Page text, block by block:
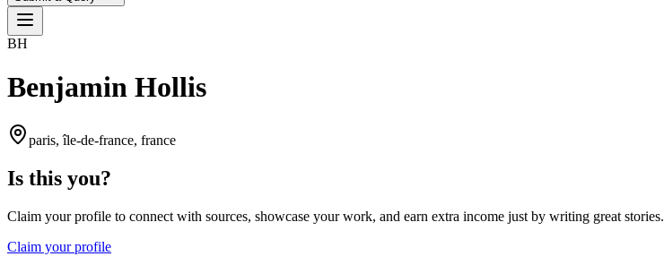
BH
Benjamin Hollis
paris, île-de-france, france
Is this you?
Claim your profile to connect with sources, showcase your work, and earn extra income just by writing great stories.
Claim your profile